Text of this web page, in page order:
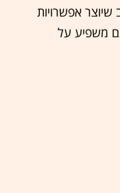
אפשרויות
משפיע על